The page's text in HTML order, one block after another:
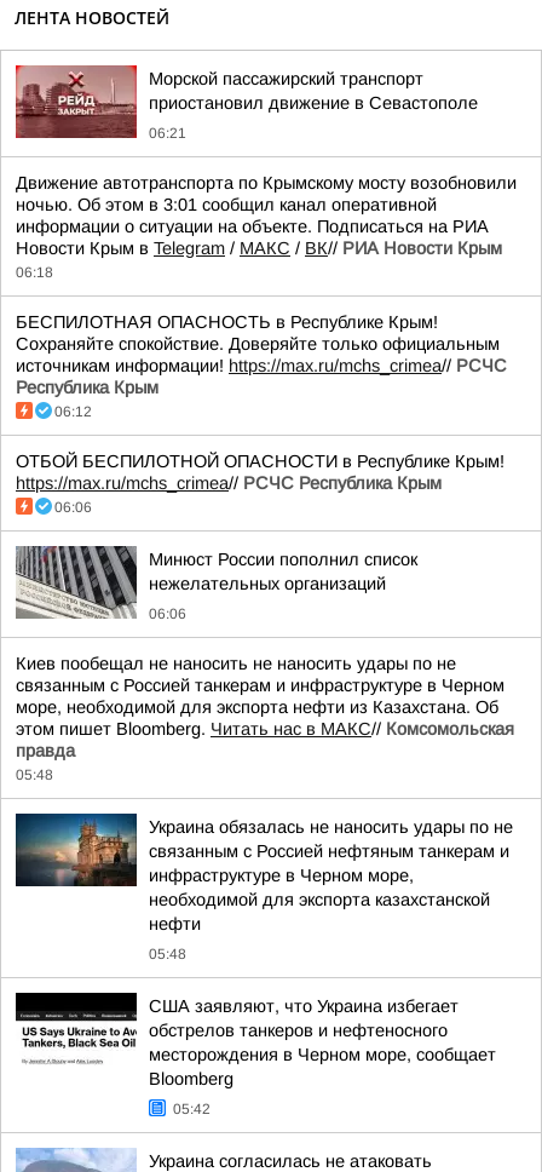
ЛЕНТА НОВОСТЕЙ
Морской пассажирский транспорт
приостановил движение в Севастополе
06:21
Движение автотранспорта по Крымскому мосту возобновили
ночью. Об этом в 3:01 сообщил канал оперативной
информации о ситуации на объекте. Подписаться на РИА
Новости Крым в Telegram / МАКС / ВК// РИА Новости Крым
06:18
БЕСПИЛОТНАЯ ОПАСНОСТЬ в Республике Крым!
Сохраняйте спокойствие. Доверяйте только официальным
источникам информации! https://max.ru/mchs_crimea// РСЧС
Республика Крым
06:12
ОТБОЙ БЕСПИЛОТНОЙ ОПАСНОСТИ в Республике Крым!
https://max.ru/mchs_crimea// РСЧС Республика Крым
06:06
Минюст России пополнил список
нежелательных организаций
06:06
Киев пообещал не наносить не наносить удары по не
связанным с Россией танкерам и инфраструктуре в Черном
море, необходимой для экспорта нефти из Казахстана. Об
этом пишет Bloomberg. Читать нас в МАКС// Комсомольская
правда
05:48
Украина обязалась не наносить удары по не
связанным с Россией нефтяным танкерам и
инфраструктуре в Черном море,
необходимой для экспорта казахстанской
нефти
05:48
США заявляют, что Украина избегает
обстрелов танкеров и нефтеносного
месторождения в Черном море, сообщает
Bloomberg
05:42
Украина согласилась не атаковать